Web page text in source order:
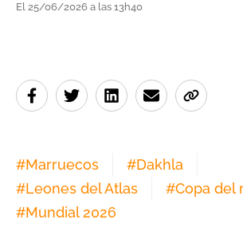
El 25/06/2026 a las 13h40
#Marruecos #Dakhla
#Leones del Atlas #Copa del
#Mundial 2026